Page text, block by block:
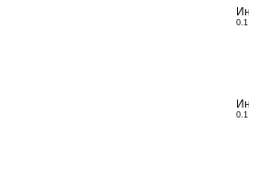
0.1
0.1